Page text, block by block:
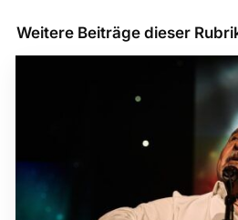
Weitere Beiträge dieser